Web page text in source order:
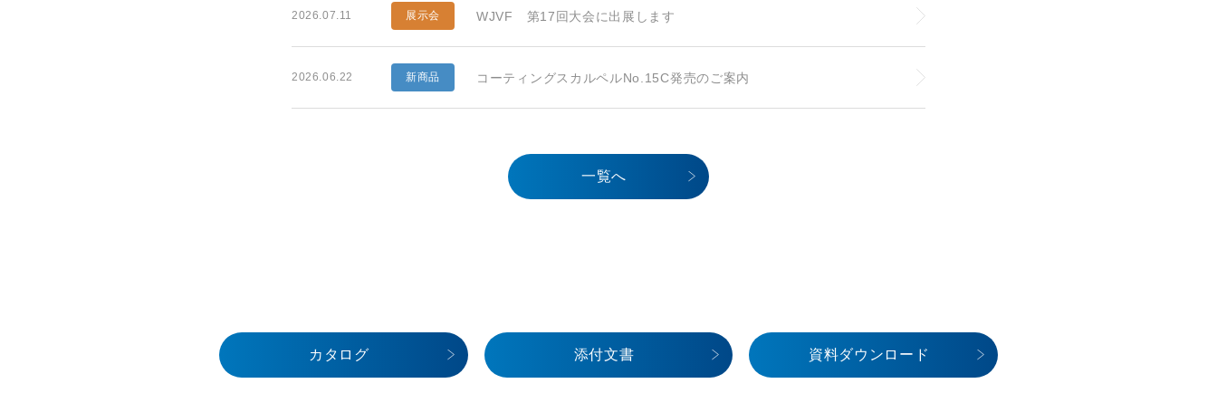
2026.07.11 展示会 WJVF 第17回大会に出展します
2026.06.22 新商品 コーティングスカルペルNo.15C発売のご案内
一覧へ
カタログ 添付文書 資料ダウンロード